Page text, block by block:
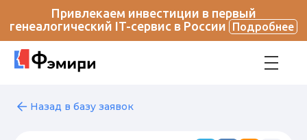
Привлекаем инвестиции в первый
генеалогический IT-сервис в России
Подробнее
Назад в базу заявок